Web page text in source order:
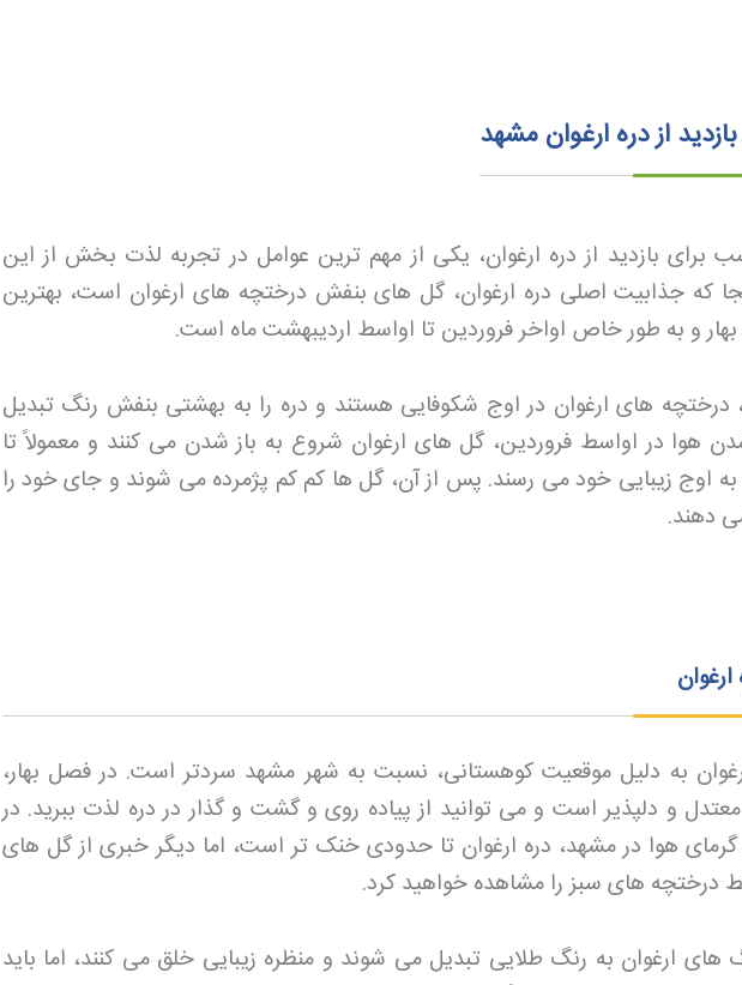
از دره ارغوان مشهد
برای بازدید از دره ارغوان، یکی از مهم ترین عوامل در تجربه لذت بخش از این
که جذابیت اصلی دره ارغوان، گل های بنفش درختچه های ارغوان است، بهترین
بهار و به طور خاص اواخر فروردین تا اواسط اردیبهشت ماه است.
درختچه های ارغوان در اوج شکوفایی هستند و دره را به بهشتی بنفش رنگ تبدیل
هوا در اواسط فروردین، گل های ارغوان شروع به باز شدن می کنند و معمولاً تا
اوج زیبایی خود می رسند. پس از آن، گل ها کم کم پژمرده می شوند و جای خود را
دهند.
به دلیل موقعیت کوهستانی، نسبت به شهر مشهد سردتر است. در فصل بهار،
و دلپذیر است و می توانید از پیاده روی و گشت و گذار در دره لذت ببرید. در
گرمای هوا در مشهد، دره ارغوان تا حدودی خنک تر است، اما دیگر خبری از گل های
های سبز را مشاهده خواهید کرد.
های ارغوان به رنگ طلایی تبدیل می شوند و منظره زیبایی خلق می کنند، اما باید